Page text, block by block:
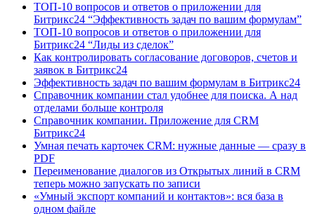
ТОП-10 вопросов и ответов о приложении для
Битрикс24 “Эффективность задач по вашим формулам”
ТОП-10 вопросов и ответов о приложении для
Битрикс24 “Лиды из сделок”
Как контролировать согласование договоров, счетов и
заявок в Битрикс24
Эффективность задач по вашим формулам в Битрикс24
Справочник компании стал удобнее для поиска. А над
отделами больше контроля
Справочник компании. Приложение для CRM
Битрикс24
Умная печать карточек CRM: нужные данные — сразу в
PDF
Переименование диалогов из Открытых линий в CRM
теперь можно запускать по записи
«Умный экспорт компаний и контактов»: вся база в
одном файле